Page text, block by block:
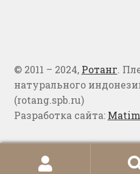
© 2011 – 2024, Ротанг.
натурального
(rotang.spb.ru)
Разработка сайта:
Искать: